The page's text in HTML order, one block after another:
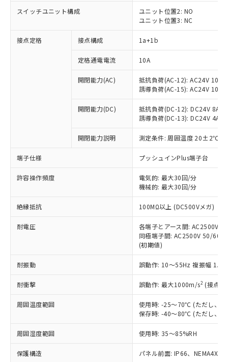
スイッチユニット構成
ユニット位置2: NO
ユニット位置3: NC
接点定格 接点構成 1a+1b
定格通電電流 10A
開閉能力(AC)
抵抗負荷(AC-12): AC24V 10A/
誘導負荷(AC-15): AC24V
開閉能力(DC)
抵抗負荷(DC-12): DC24V 8A/
誘導負荷(DC-13): DC24V 4A/
開閉能力説明 測定条件: 周囲温度 20±2℃、
端子仕様 プッシュインPlus端子台
許容操作頻度
電気的: 最大30回/分
機械的: 最大30回/分
絶縁抵抗 100MΩ以上 (DC500Vメガ)
耐電圧
各端子とアース間: AC2500V
同極端子間: AC2500V 50/
(初期値)
耐振動 誤動作: 10～55Hz 複振幅
耐衝撃 誤動作: 最大1000m/s2 (接点
周囲温度範囲
使用時: -25～70℃ (ただし、氷
保存時: -40～80℃ (ただし、氷
周囲湿度範囲 使用時: 35～85%RH
保護構造 パネル前面: IP66、NEMA4X,
ご利用条件
以下の条件をお読みいただき、同意のうえ
ご利用ください。
本サービスは、当社制御機器事業取扱
商品の当社在庫状況および標準価格
(税抜)を提供させていただくもので
本サービスの対象外となる商品もある
ことをご了承ください。
在庫状況および標準価格照会結果は、
記載している更新日時点での社内デー
タに基づき作成されるものであり、閲
覧された時点での実際の在庫および標
準価格とは異なる場合があることをご
※1 対応状況
対応済み：EU RoHS指令（10物質）の
非含有に対応した製品が提供可能な商品で
対応予定：EU RoHS指令（10物質）の非含
有に対応した製品に切り替える予定のある
商品です。
対応予定なし：EU RoHS指令（10物質）の
非含有に非対応の商品で、対応品を出す予
定はありません。
調査・確認中：EU RoHS指令（10物質）の
非含有の対応状況を調査中または確認中の
非該当品：ライセンス料など無形物で、有
害物質有無と関係のない商品です。
仕入先様の事情により、非含有部品として
いたものが、含有品と判明した場合などや
ミウム(Cd) 100ppm以下、
六価クロム(Cr(Ⅵ)) 1000ppm以下、ポリ臭化ビフェニル
類(PBB) 1000ppm以下、ポリ臭化ジフェニルエーテル類
(PBDE) 1000ppm以下、フタル酸ビス(2-エチルヘキシ
「○」：最大均質材料含有率が中国RoHSの
基準値以下であることを示します。
「×」：最大均質材料含有率が中国RoHSの
基準値を超えていることを示します。
「－」：未確認です。当社販売部門へお問
い合わせください。
Pb(鉛) :1000ppm、 Hg(水銀) : 1000ppm、 Cd(カドミウ
Cr(Ⅵ)(六価クロム) : 1000ppm、 PBBs(ポリ臭化ビフェ
当社は、これら貴社製品のうち、外国
為替および外国貿易法に定める商品
（以下｢規制貨物等」という）を輸出
または国外への提供する場合は、日本
国政府の輸出許可(または役務取引許
可)を取得するなどの必要な手続きを
号